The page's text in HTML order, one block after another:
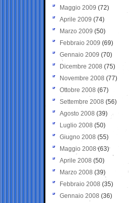
Maggio 2009 (72)
Aprile 2009 (74)
Marzo 2009 (50)
Febbraio 2009 (69)
Gennaio 2009 (70)
Dicembre 2008 (75)
Novembre 2008 (77)
Ottobre 2008 (67)
Settembre 2008 (56)
Agosto 2008 (39)
Luglio 2008 (50)
Giugno 2008 (55)
Maggio 2008(63)
Aprile 2008 (50)
Marzo 2008 (39)
Febbraio 2008 (35)
Gennaio 2008 (36)